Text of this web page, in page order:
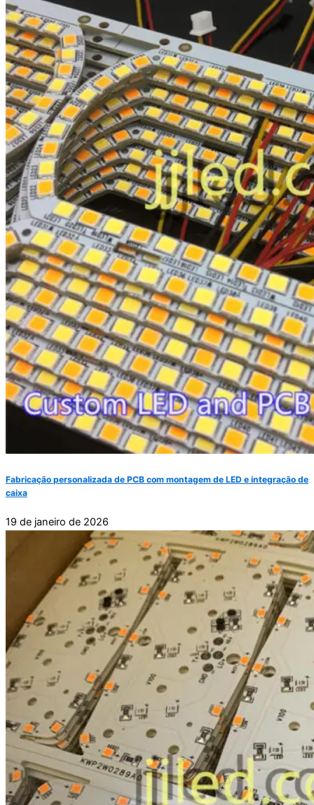
Fabricação personalizada de PCB com montagem de LED e integração de
caixa
19 de janeiro de 2026